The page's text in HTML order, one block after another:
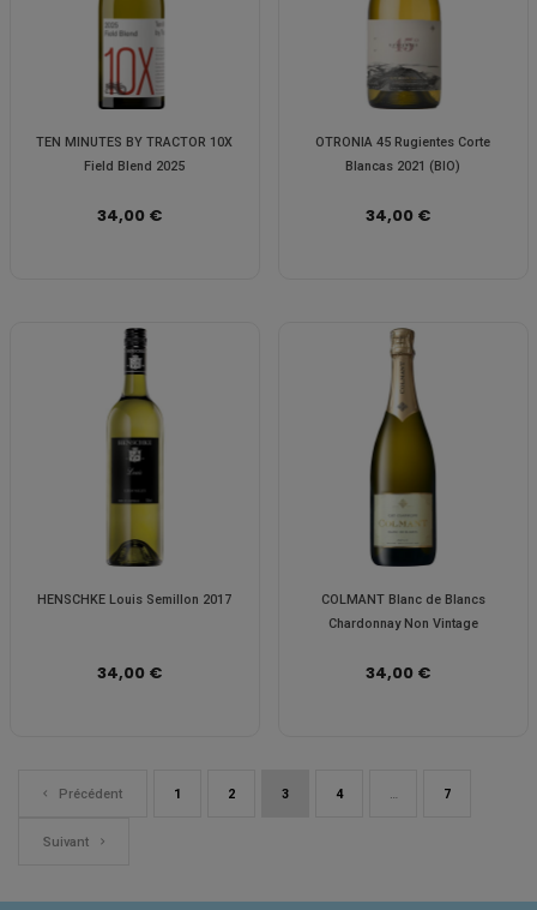
TEN MINUTES BY TRACTOR 10X
Field Blend 2025
34,00 €
OTRONIA 45 Rugientes Corte
Blancas 2021 (BIO)
34,00 €
HENSCHKE Louis Semillon 2017
34,00 €
COLMANT Blanc de Blancs
Chardonnay Non Vintage
34,00 €
Précédent 1 2 3 4 … 7
Suivant